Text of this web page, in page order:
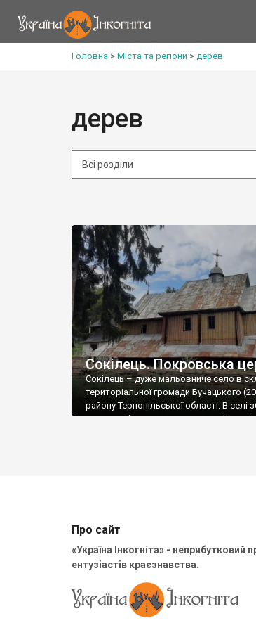
Головна > Міста та регіони > дерев
дерев
Сокілець. Покровська
Сокілець – дуже мальовниче село в
територіальної громади Бучацького
району Тернопільської області. В селі
церква, збудована монахами в 17 ст. У
Про сайт
«Україна Інкогніта» - неприбутковий
ентузіастів краєзнавства.